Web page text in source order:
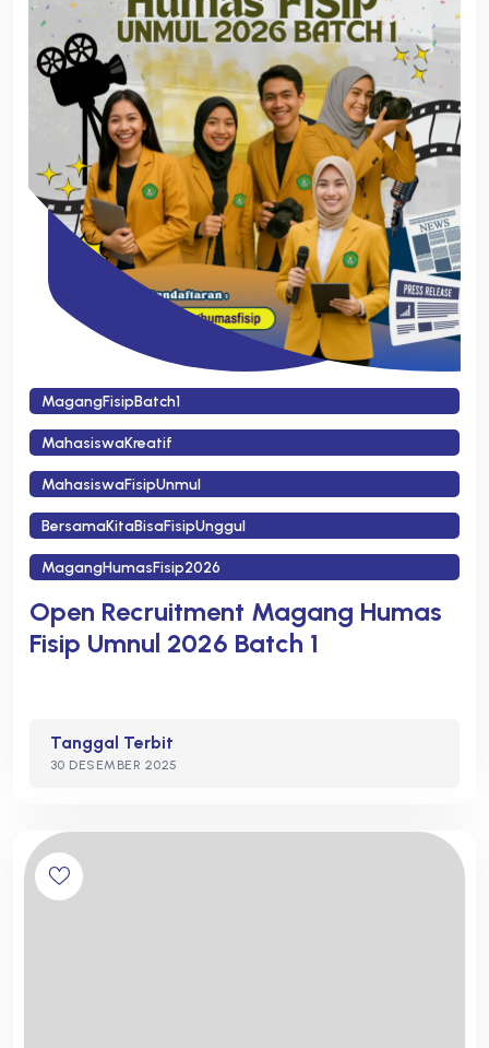
MagangFisipBatch1
MahasiswaKreatif
MahasiswaFisipUnmul
BersamaKitaBisaFisipUnggul
MagangHumasFisip2026
Open Recruitment Magang Humas
Fisip Umnul 2026 Batch 1
Tanggal Terbit
30 DESEMBER 2025